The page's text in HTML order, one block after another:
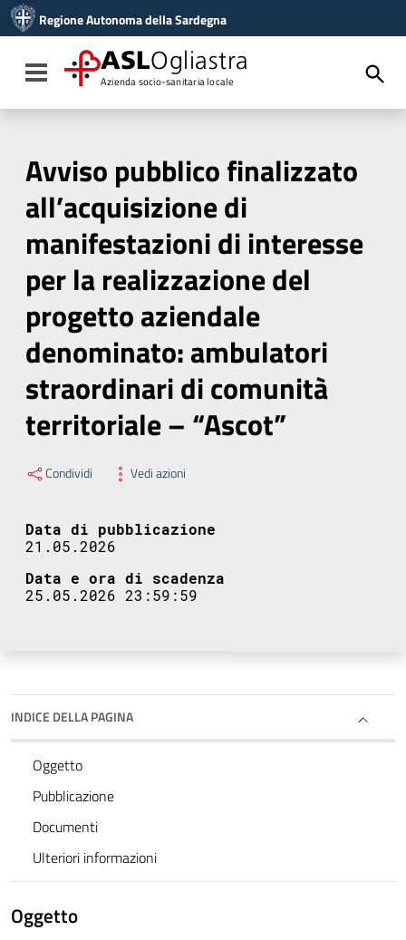
Vai al menu di navigazione
Vai al footer
Regione Autonoma della Sardegna
Toggle navigation
ASLOgliastra
Azienda socio-sanitaria locale
Avviso pubblico finalizzato
all’acquisizione di
manifestazioni di interesse
per la realizzazione del
progetto aziendale
denominato: ambulatori
straordinari di comunità
territoriale – “Ascot”
Condividi Vedi azioni
Data di pubblicazione
21.05.2026
Data e ora di scadenza
25.05.2026 23:59:59
INDICE DELLA PAGINA
Oggetto
Pubblicazione
Documenti
Ulteriori informazioni
Oggetto